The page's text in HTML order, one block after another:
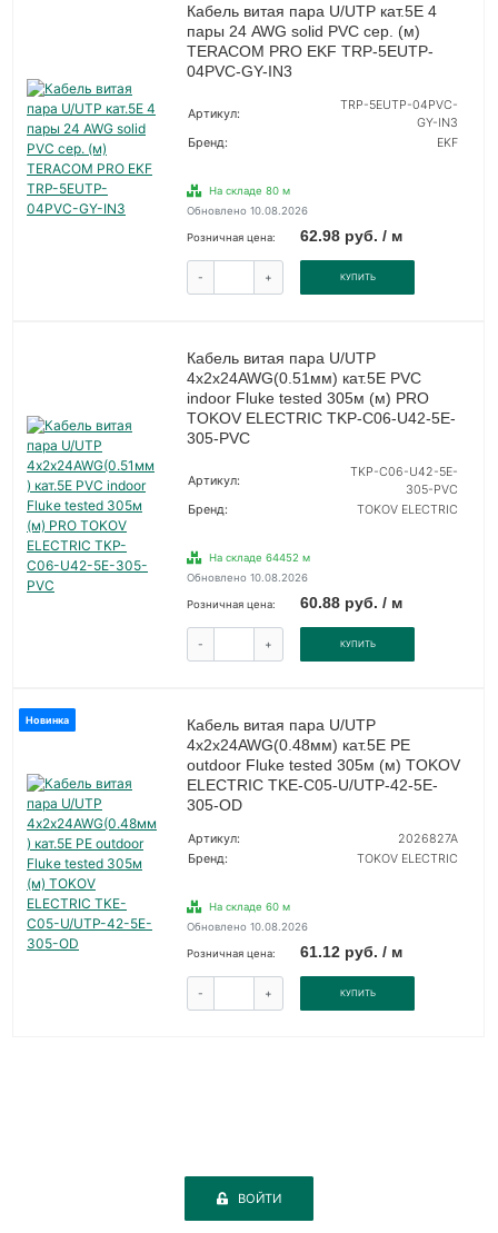
Кабель витая пара U/UTP кат.5E 4
пары 24 AWG solid PVC сер. (м)
TERACOM PRO EKF TRP-5EUTP-
04PVC-GY-IN3
Артикул:
TRP-5EUTP-04PVC-
GY-IN3
Бренд:
EKF
На складе 80 м
Обновлено 10.08.2026
Розничная цена: 62.98 руб. / м
- + КУПИТЬ
Кабель витая пара U/UTP
4х2х24AWG(0.51мм) кат.5E PVC
indoor Fluke tested 305м (м) PRO
TOKOV ELECTRIC TKP-C06-U42-5E-
305-PVC
Артикул:
TKP-C06-U42-5E-
305-PVC
Бренд:
TOKOV ELECTRIC
На складе 64452 м
Обновлено 10.08.2026
Розничная цена: 60.88 руб. / м
- + КУПИТЬ
Новинка
Кабель витая пара U/UTP
4х2х24AWG(0.48мм) кат.5E PE
outdoor Fluke tested 305м (м) TOKOV
ELECTRIC TKE-C05-U/UTP-42-5E-
305-OD
Артикул:
2026827А
Бренд:
TOKOV ELECTRIC
На складе 60 м
Обновлено 10.08.2026
Розничная цена: 61.12 руб. / м
- + КУПИТЬ
ВОЙТИ